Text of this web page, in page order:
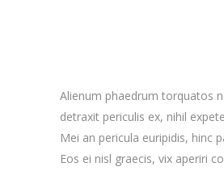
Alienum phaedrum torquatos
detraxit periculis ex, nihil
Mei an pericula euripidis, hinc
Eos ei nisl graecis, vix aperiri